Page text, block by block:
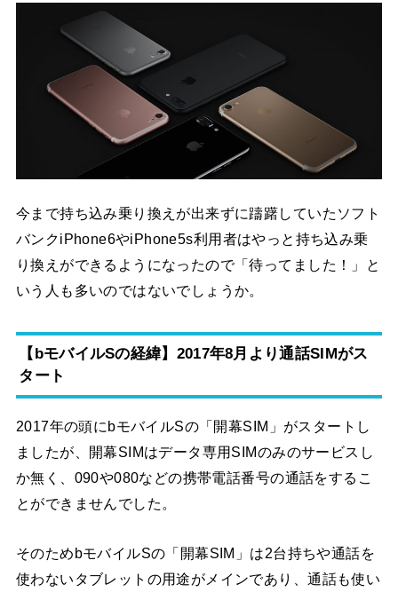
今まで持ち込み乗り換えが出来ずに躊躇していたソフト
バンクiPhone6やiPhone5s利用者はやっと持ち込み乗
り換えができるようになったので「待ってました！」と
いう人も多いのではないでしょうか。
【bモバイルSの経緯】2017年8月より通話SIMがス
タート
2017年の頭にbモバイルSの「開幕SIM」がスタートし
ましたが、開幕SIMはデータ専用SIMのみのサービスし
か無く、090や080などの携帯電話番号の通話をするこ
とができませんでした。
そのためbモバイルSの「開幕SIM」は2台持ちや通話を
使わないタブレットの用途がメインであり、通話も使い